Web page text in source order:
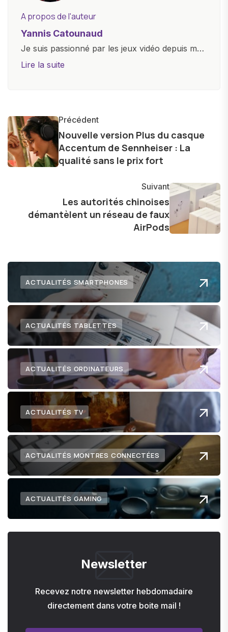
A propos de l'auteur
Yannis Catounaud
Je suis passionné par les jeux vidéo depuis mon
plus jeune âge. Mon amour pour l'univers
et bien d'autres gadgets technologiques. Armé
d'une curiosité insatiable, j'aime dévoiler les
dernières tendances et innovations, partageant
avec enthousiasme mes découvertes avec la
l'exploration constante des frontières de la
technologie me permet de présenter aux
lecteurs un aperçu captivant de ce que le futur
Lire la suite
Précédent
Nouvelle version Plus du casque
Accentum de Sennheiser : La
qualité sans le prix fort
Suivant
Les autorités chinoises
démantèlent un réseau de faux
AirPods
ACTUALITÉS SMARTPHONES
ACTUALITÉS TABLETTES
ACTUALITÉS ORDINATEURS
ACTUALITÉS TV
ACTUALITÉS MONTRES CONNECTÉES
ACTUALITÉS GAMING
Newsletter
Recevez notre newsletter hebdomadaire
directement dans votre boite mail !